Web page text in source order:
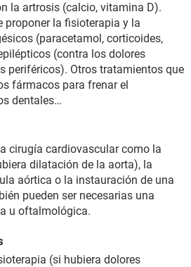
la artrosis (calcio, vitamina D).
proponer la fisioterapia y la
(paracetamol, corticoides,
(contra los dolores
periféricos). Otros tratamientos que
fármacos para frenar el
dentales…
cirugía cardiovascular como la
dilatación de la aorta), la
aórtica o la instauración de una
pueden ser necesarias una
u oftalmológica.
(si hubiera dolores